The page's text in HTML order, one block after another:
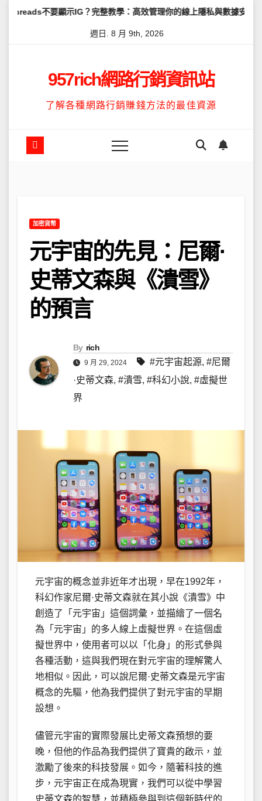
IG？完整教學：高效管理你的線上隱私與數據安全 怎麼讓
週日. 8 月 9th, 2026
957rich網路行銷資訊站
了解各種網路行銷賺錢方法的最佳資源
加密貨幣
元宇宙的先見：尼爾·
史蒂文森與《潰雪》
的預言
By rich
9 月 29, 2024 #元宇宙起源, #尼爾
·史蒂文森, #潰雪, #科幻小說, #虛擬世
界
元宇宙的概念並非近年才出現，早在1992年，
科幻作家尼爾·史蒂文森就在其小說《潰雪》中
創造了「元宇宙」這個詞彙，並描繪了一個名
為「元宇宙」的多人線上虛擬世界。在這個虛
擬世界中，使用者可以以「化身」的形式參與
各種活動，這與我們現在對元宇宙的理解驚人
地相似。因此，可以說尼爾·史蒂文森是元宇宙
概念的先驅，他為我們提供了對元宇宙的早期
設想。
儘管元宇宙的實際發展比史蒂文森預想的要
晚，但他的作品為我們提供了寶貴的啟示，並
激勵了後來的科技發展。如今，隨著科技的進
步，元宇宙正在成為現實，我們可以從中學習